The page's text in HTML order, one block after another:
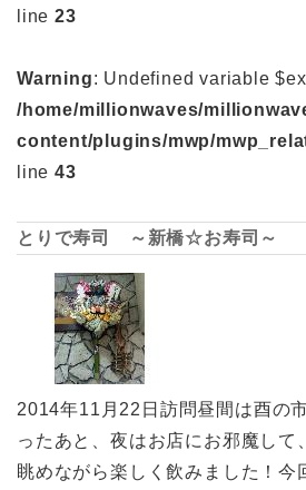
line 23
Warning: Undefined variable
/home/millionwaves/
content/plugins/mwp/
line 43
とりで寿司 ～新橋☆お寿司～
2014年11月22日訪問昼間は酉の
ったあと、夜はお店にお邪魔して
眺めながら楽しく飲みました！今